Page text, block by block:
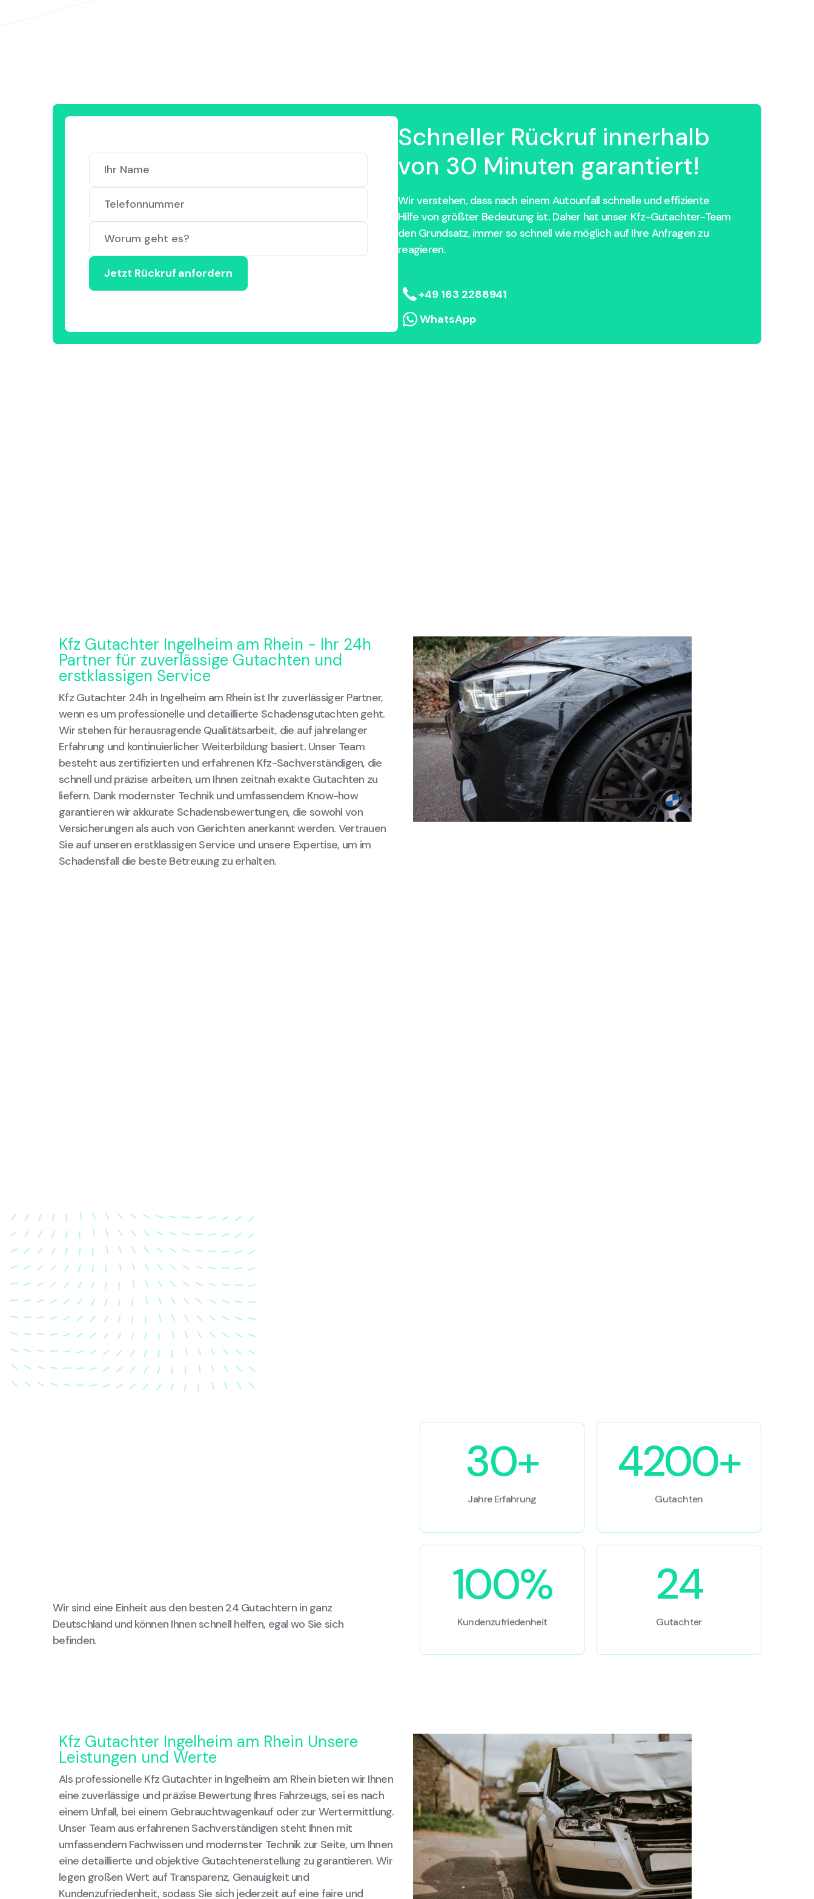
Schneller Rückruf innerhalb
von 30 Minuten garantiert!
Wir verstehen, dass nach einem Autounfall schnelle und effiziente
Hilfe von größter Bedeutung ist. Daher hat unser Kfz-Gutachter-Team
den Grundsatz, immer so schnell wie möglich auf Ihre Anfragen zu
reagieren.
+49 163 2288941
WhatsApp
Kfz Gutachter Ingelheim am Rhein - Ihr 24h
Partner für zuverlässige Gutachten und
erstklassigen Service
Kfz Gutachter 24h in Ingelheim am Rhein ist Ihr zuverlässiger Partner,
wenn es um professionelle und detaillierte Schadensgutachten geht.
Wir stehen für herausragende Qualitätsarbeit, die auf jahrelanger
Erfahrung und kontinuierlicher Weiterbildung basiert. Unser Team
besteht aus zertifizierten und erfahrenen Kfz-Sachverständigen, die
schnell und präzise arbeiten, um Ihnen zeitnah exakte Gutachten zu
liefern. Dank modernster Technik und umfassendem Know-how
garantieren wir akkurate Schadensbewertungen, die sowohl von
Versicherungen als auch von Gerichten anerkannt werden. Vertrauen
Sie auf unseren erstklassigen Service und unsere Expertise, um im
Schadensfall die beste Betreuung zu erhalten.
Karosserievermessung
Unsere exakte Karosserievermessung stellt
einem Unfall wieder in ihren ursprünglichen
Zustand gebracht wird.
Wir sind eine Einheit aus den besten 24 Gutachtern in ganz
Deutschland und können Ihnen schnell helfen, egal wo Sie sich
befinden.
30+
Jahre Erfahrung
4200+
Gutachten
100%
Kundenzufriedenheit
24
Gutachter
Kfz Gutachter Ingelheim am Rhein Unsere
Leistungen und Werte
Als professionelle Kfz Gutachter in Ingelheim am Rhein bieten wir Ihnen
eine zuverlässige und präzise Bewertung Ihres Fahrzeugs, sei es nach
einem Unfall, bei einem Gebrauchtwagenkauf oder zur Wertermittlung.
Unser Team aus erfahrenen Sachverständigen steht Ihnen mit
umfassendem Fachwissen und modernster Technik zur Seite, um Ihnen
eine detaillierte und objektive Gutachtenerstellung zu garantieren. Wir
legen großen Wert auf Transparenz, Genauigkeit und
Kundenzufriedenheit, sodass Sie sich jederzeit auf eine faire und